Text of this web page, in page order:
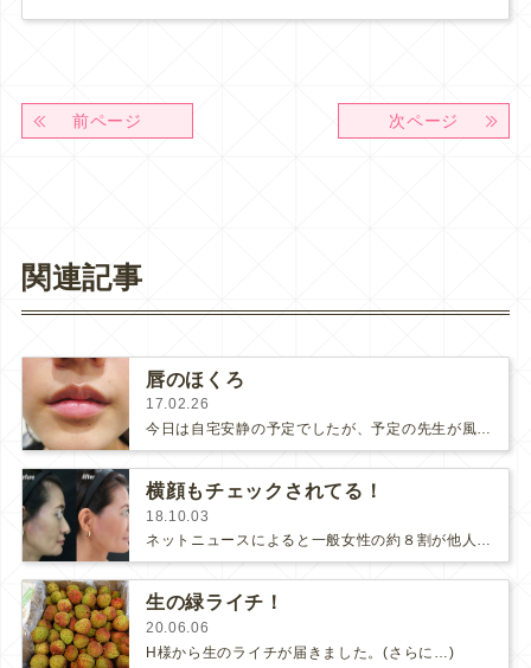
前ページ 次ページ
関連記事
唇のほくろ
17.02.26
今日は自宅安静の予定でしたが、予定の先生が風邪でダウンしてしまったので急遽、私が来ています(･∀･)♪♪昨日のブログを見られた…
横顔もチェックされてる！
18.10.03
ネットニュースによると一般女性の約８割が他人の「横顔」を意識してチェックしているそうです。【調査：他人の「横顔」ってチェックす…
生の緑ライチ！
20.06.06
H様から生のライチが届きました。(さらに…)